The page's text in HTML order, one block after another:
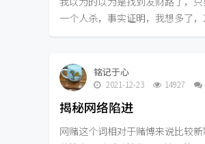
一个人杀，事实证明，我想多了
铭记于心
2021-12-23 14927
揭秘网络陷进
网赌这个词相对于赌博来说比较